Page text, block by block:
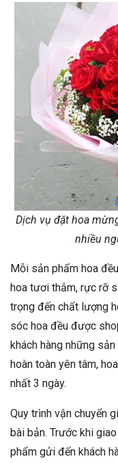
Dịch vụ đặt hoa
nhiều
Mỗi sản phẩm hoa
hoa tươi thắm, rực rỡ
trọng đến chất lượng
sóc hoa đều được
khách hàng những
hoàn toàn yên tâm,
nhất 3 ngày.
Quy trình vận chuyển
bài bản. Trước khi
phẩm gửi đến khách